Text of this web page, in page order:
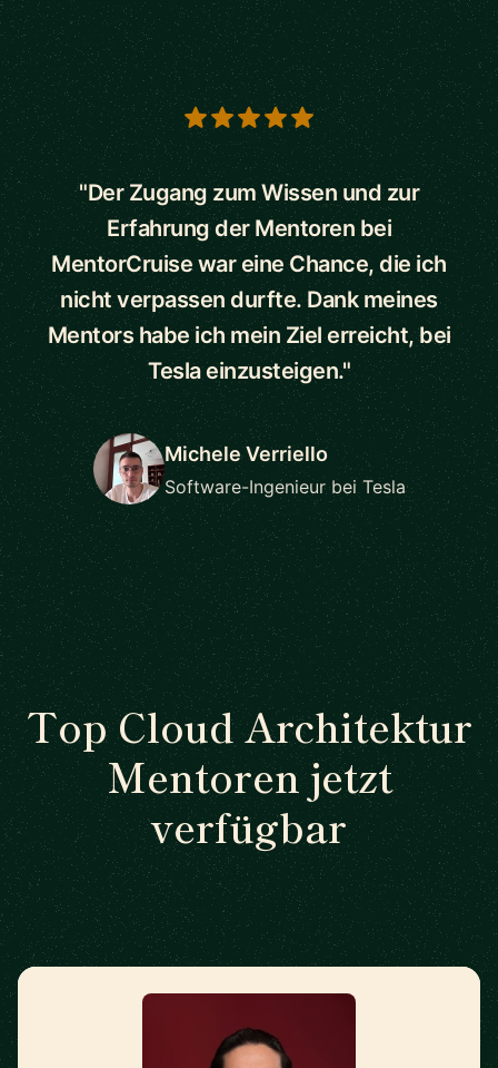
5 out of 5 stars
"Der Zugang zum Wissen und zur
Erfahrung der Mentoren bei
MentorCruise war eine Chance, die ich
nicht verpassen durfte. Dank meines
Mentors habe ich mein Ziel erreicht, bei
Tesla einzusteigen."
Michele Verriello
Software-Ingenieur bei Tesla
Top Cloud Architektur
Mentoren jetzt
verfügbar